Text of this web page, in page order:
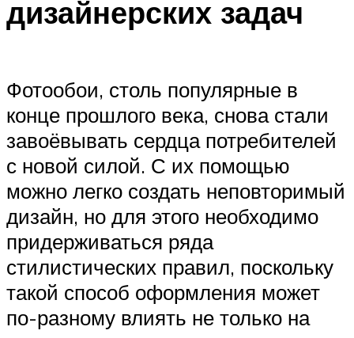
дизайнерских задач
Фотообои, столь популярные в
конце прошлого века, снова стали
завоёвывать сердца потребителей
с новой силой. С их помощью
можно легко создать неповторимый
дизайн, но для этого необходимо
придерживаться ряда
стилистических правил, поскольку
такой способ оформления может
по-разному влиять не только на